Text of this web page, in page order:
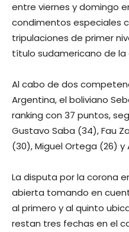
entre viernes y domingo
condimentos especiales
tripulaciones de primer
título sudamericano de la
Al cabo de dos
Argentina, el boliviano
ranking con 37 puntos,
Gustavo Saba (34), Fau
(30), Miguel Ortega (26)
La disputa por la corona
abierta tomando en
al primero y al quinto
restan tres fechas en el